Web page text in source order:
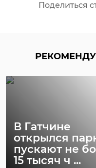
Поделиться
В Гатчине
открылся
пускают не
15 тысяч ч ...
ждать от ...
28 ноября 2019, 13:49